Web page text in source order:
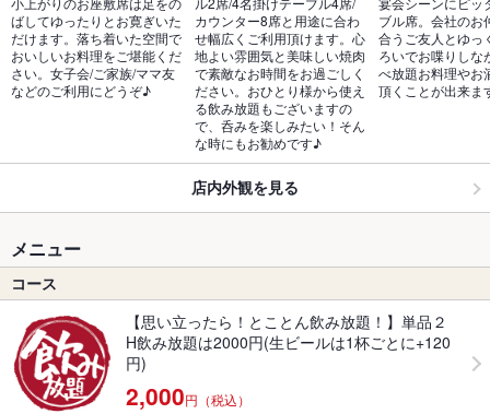
ばしてゆったりとお寛ぎいた
だけます。落ち着いた空間で
おいしいお料理をご堪能くだ
さい。女子会/ご家族/ママ友
などのご利用にどうぞ♪
カウンター8席と用途に合わ
せ幅広くご利用頂けます。心
地よい雰囲気と美味しい焼肉
で素敵なお時間をお過ごしく
ださい。おひとり様から使え
る飲み放題もございますの
で、呑みを楽しみたい！そん
な時にもお勧めです♪
ブル席。会社のお
合うご友人とゆっ
ろいでお喋りしな
べ放題お料理やお
頂くことが出来ま
店内外観を見る
メニュー
コース
【思い立ったら！とことん飲み放題！】単品２
H飲み放題は2000円(生ビールは1杯ごとに+120
円)
2,000円（税込）